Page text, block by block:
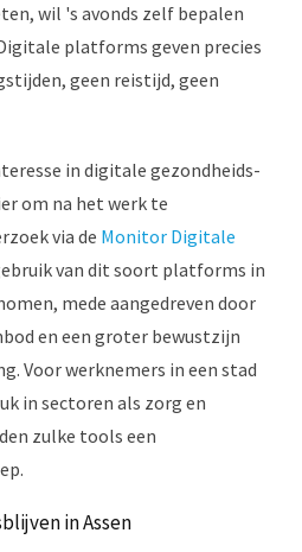
wil 's avonds zelf bepalen
platforms geven precies
geen reistijd, geen
in digitale gezondheids-
om na het werk te
via de Monitor Digitale
van dit soort platforms in
mede aangedreven door
en een groter bewustzijn
Voor werknemers in een stad
in sectoren als zorg en
zulke tools een
in Assen